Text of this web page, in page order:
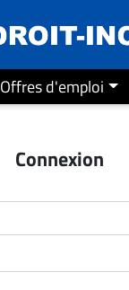
Offres d'emploi
Connexion